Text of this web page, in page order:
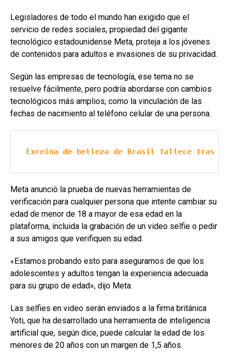
Legisladores de todo el mundo han exigido que el
servicio de redes sociales, propiedad del gigante
tecnológico estadounidense Meta, proteja a los jóvenes
de contenidos para adultos e invasiones de su privacidad.
Según las empresas de tecnología, ese tema no se
resuelve fácilmente, pero podría abordarse con cambios
tecnológicos más amplios, como la vinculación de las
fechas de nacimiento al teléfono celular de una persona.
Exreina de belleza de Brasil fallece tras
Meta anunció la prueba de nuevas herramientas de
verificación para cualquier persona que intente cambiar su
edad de menor de 18 a mayor de esa edad en la
plataforma, incluida la grabación de un video selfie o pedir
a sus amigos que verifiquen su edad.
«Estamos probando esto para asegurarnos de que los
adolescentes y adultos tengan la experiencia adecuada
para su grupo de edad», dijo Meta.
Las selfies en video serán enviados a la firma británica
Yoti, que ha desarrollado una herramienta de inteligencia
artificial que, según dice, puede calcular la edad de los
menores de 20 años con un margen de 1,5 años.